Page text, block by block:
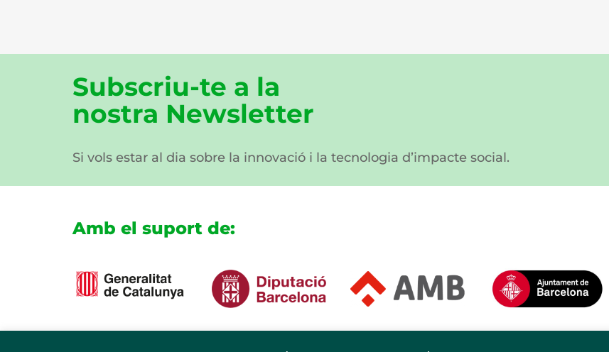
Subscriu-te a la
nostra Newsletter
Si vols estar al dia sobre la innovació i la tecnologia d’impacte social.
Amb el suport de: